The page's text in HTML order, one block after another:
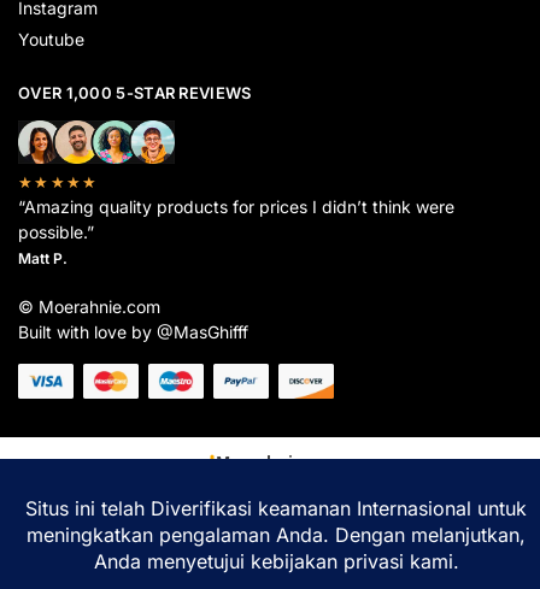
Instagram
Youtube
OVER 1,000 5-STAR REVIEWS
★★★★★
“Amazing quality products for prices I didn’t think were
possible.”
Matt P.
© Moerahnie.com
Built with love by @MasGhifff
Moerahnie.com
pengalaman belanja terbaik Anda.